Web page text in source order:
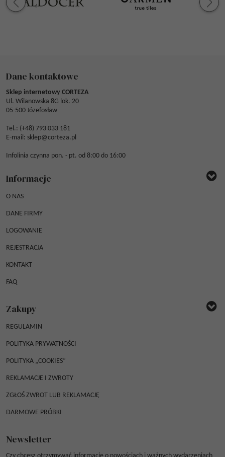
Dane kontaktowe
Sklep internetowy CORTEZA
Ul. Wilanowska 8G lok. 20
05-500 Józefosław
Tel.: (+48) 793 033 181
E-mail: sklep@corteza.pl
Infolinia czynna pon. - pt. od 8:00 do 16:00
Informacje
O NAS
DANE FIRMY
LOGOWANIE
REJESTRACJA
KONTAKT
FAQ
Zakupy
REGULAMIN
POLITYKA PRYWATNOŚCI
POLITYKA „COOKIES”
REKLAMACJE I ZWROTY
ZGŁOŚ ZWROT LUB REKLAMACJĘ
DARMOWE PRÓBKI
Newsletter